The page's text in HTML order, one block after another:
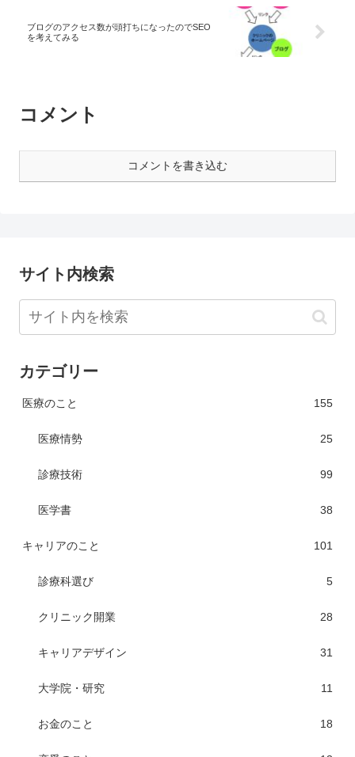
ブログのアクセス数が頭打ちになったのでSEO
を考えてみる
コメント
コメントを書き込む
サイト内検索
カテゴリー
医療のこと 155
医療情勢 25
診療技術 99
医学書 38
キャリアのこと 101
診療科選び 5
クリニック開業 28
キャリアデザイン 31
大学院・研究 11
お金のこと 18